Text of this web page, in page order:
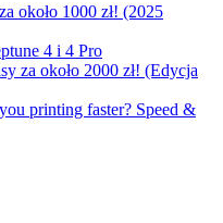
około 1000 zł! (2025
4 i 4 Pro
za około 2000 zł! (Edycja
printing faster? Speed &